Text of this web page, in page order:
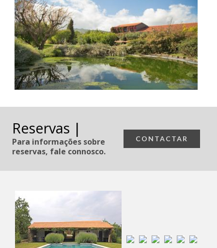
Reservas |
Para informações sobre
reservas, fale connosco.
CONTACTAR